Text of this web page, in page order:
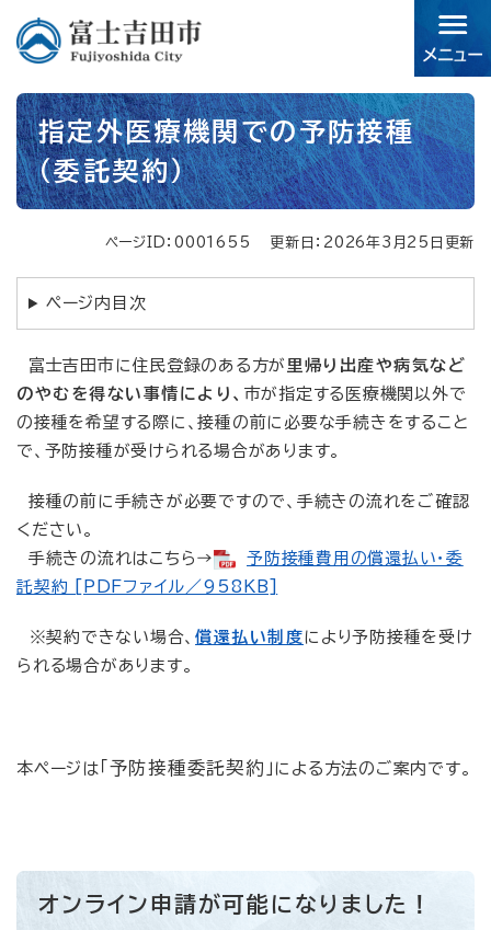
す。
本
文 指定外医療機関での予防接種
（委託契約）
ページID：0001655 更新日：2026年3月25日更新
ページ内目次
富士吉田市に住民登録のある方が 里帰り出産や病気など
のやむを得ない事情により、 市が指定する医療機関以外で
の接種を希望する際に、接種の前に必要な手続きをすること
で、予防接種が受けられる場合があります。
接種の前に手続きが必要ですので、手続きの流れをご確認
ください。
手続きの流れはこちら→
予防接種費用の償還払い・委
託契約 [PDFファイル／958KB]
※契約できない場合、 償還払い制度により予防接種を受け
られる場合があります。
本ページは 「予防接種委託契約」 による方法のご案内です。
オンライン申請が可能になりました！